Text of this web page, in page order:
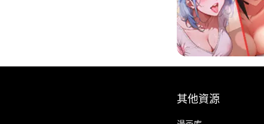
其他資源